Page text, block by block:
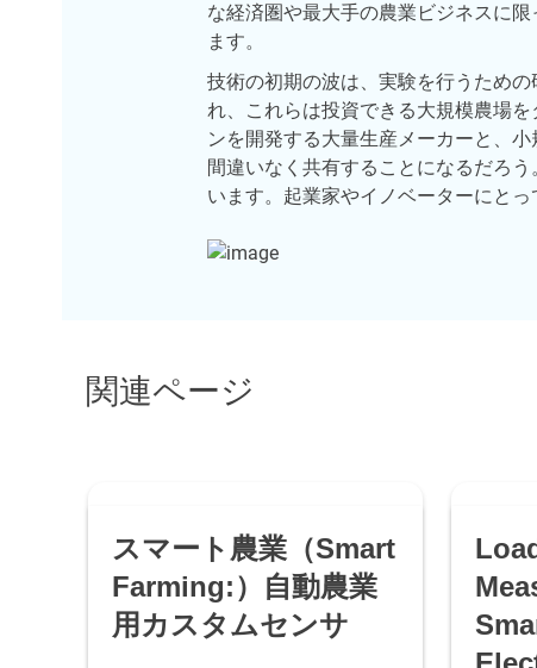
な経済圏や最大手の農業ビジネスに
ます。
技術の初期の波は、実験を行うため
れ、これらは投資できる大規模農場
ンを開発する大量生産メーカーと、
間違いなく共有することになるだろ
います。起業家やイノベーターにとっ
関連ページ
スマート農業（Smart
Farming:）自動農業
用カスタムセンサ